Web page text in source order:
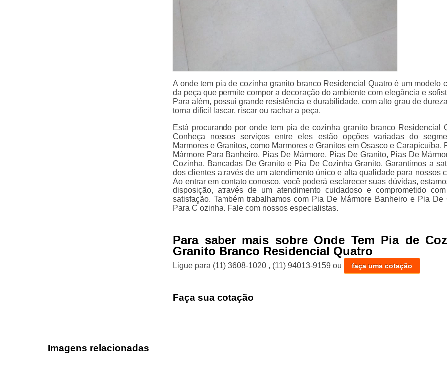
A onde tem pia de cozinha granito branco Residencial Quatro é um modelo
da peça que permite compor a decoração do ambiente com elegância e
Para além, possui grande resistência e durabilidade, com alto grau de
torna difícil lascar, riscar ou rachar a peça.
Está procurando por onde tem pia de cozinha granito branco Residencial
Conheça nossos serviços entre eles estão opções variadas do
Marmores e Granitos, como Marmores e Granitos em Osasco e Carapicuíba,
Mármore Para Banheiro, Pias De Mármore, Pias De Granito, Pias De
Cozinha, Bancadas De Granito e Pia De Cozinha Granito. Garantimos a
dos clientes através de um atendimento único e alta qualidade para nossos
Ao entrar em contato conosco, você poderá esclarecer suas dúvidas,
disposição, através de um atendimento cuidadoso e comprometido
satisfação. Também trabalhamos com Pia De Mármore Banheiro e Pia De
Para C ozinha. Fale com nossos especialistas.
Para saber mais sobre Onde Tem Pia de
Granito Branco Residencial Quatro
Ligue para (11) 3608-1020 , (11) 94013-9159 ou faça uma cotação
Faça sua cotação
Imagens relacionadas